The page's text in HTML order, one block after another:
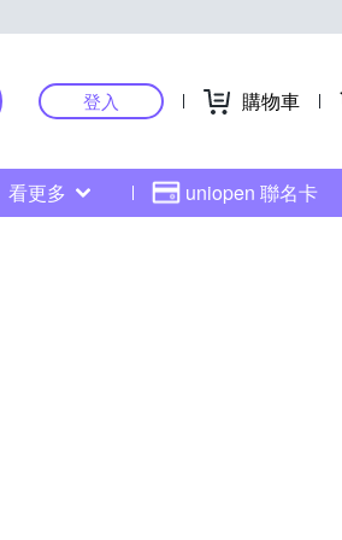
登入 購物車
看更多 uniopen 聯名卡